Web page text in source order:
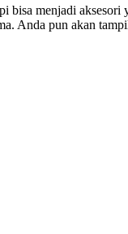
menjadi aksesori
Anda pun akan